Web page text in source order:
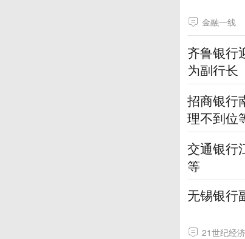
金融一线
齐鲁银行
为副行长
招商银行
理不到位
交通银行
等
无锡银行
21世纪经